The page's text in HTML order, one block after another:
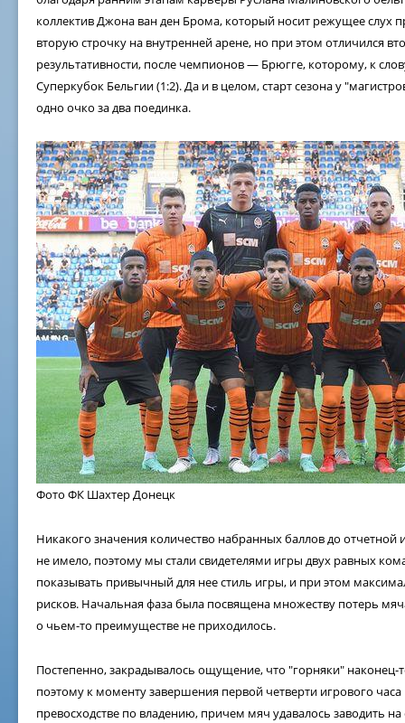
коллектив Джона ван ден Брома, который носит режущее слух
вторую строчку на внутренней арене, но при этом отличился
результативности, после чемпионов — Брюгге, которому, к
Суперкубок Бельгии (1:2). Да и в целом, старт сезона у
одно очко за два поединка.
Фото ФК Шахтер Донецк
Никакого значения количество набранных баллов до отчетной
не имело, поэтому мы стали свидетелями игры двух равных
показывать привычный для нее стиль игры, и при этом
рисков. Начальная фаза была посвящена множеству потерь
о чьем-то преимуществе не приходилось.
Постепенно, закрадывалось ощущение, что "горняки"
поэтому к моменту завершения первой четверти игрового
превосходстве по владению, причем мяч удавалось заводить